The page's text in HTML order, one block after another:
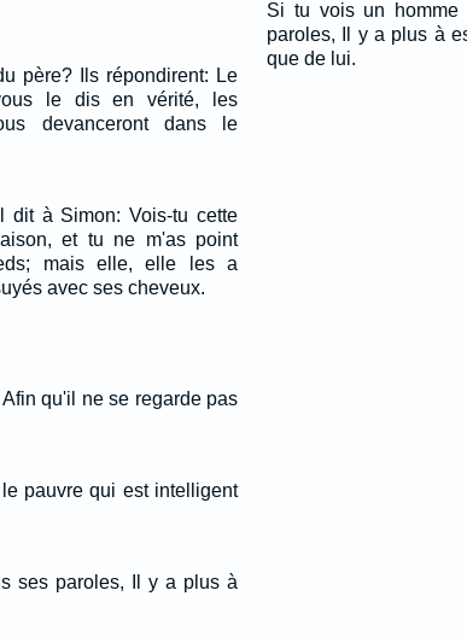
père? Ils répondirent: Le
le dis en vérité, les
devanceront dans le
dit à Simon: Vois-tu cette
et tu ne m'as point
mais elle, elle les a
avec ses cheveux.
qu'il ne se regarde pas
pauvre qui est intelligent
ses paroles, Il y a plus à
Si tu vois un homme
paroles, Il y a plus à
que de lui.